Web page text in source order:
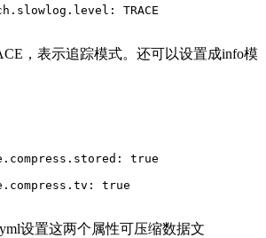
TRACE
，表示追踪模式。还可以设置成info模
true
true
设置这两个属性可压缩数据文